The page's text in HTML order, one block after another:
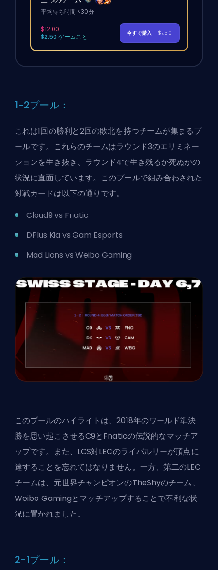
平均待ち時間 <30分
$12.00
$2.50 ゲームごと
今すぐ購入- $7.50
1-2プール：
これは1回の勝利と2回の敗北を持つチームが集まるプ
ールです。これらのチームはラウンド3のエリミネー
ションを生き抜き、ラウンド4で生き残るか死ぬかの
状況に直面しています。このプールで組み合わされた
対戦カードは以下の通りです。
Cloud9 vs Fnatic
DPlus Kia vs Gam Esports
Mad Lions vs Weibo Gaming
このプールのハイライトは、2018年のワールド準決
勝を思い起こさせるC9とFnaticの伝説的なマッチア
ップです。また、LCS対LECのライバルリーが頂点に
達することを忘れてはなりません。一方、第二のLEC
チームは、元世界チャンピオンのTheShyのチーム、
Weibo Gamingとマッチアップすることで不利な状
況に置かれました。
2-1プール：